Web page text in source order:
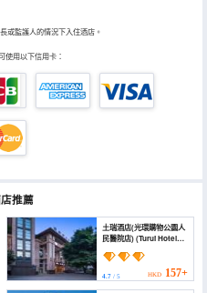
或監護人的情況下入住酒店。
使用以下信用卡：
推薦
土瑞酒店(光環購物公園人
民醫院店) (Turui Hotel
People's Hospital))
4.7/ 5 HKD 157+